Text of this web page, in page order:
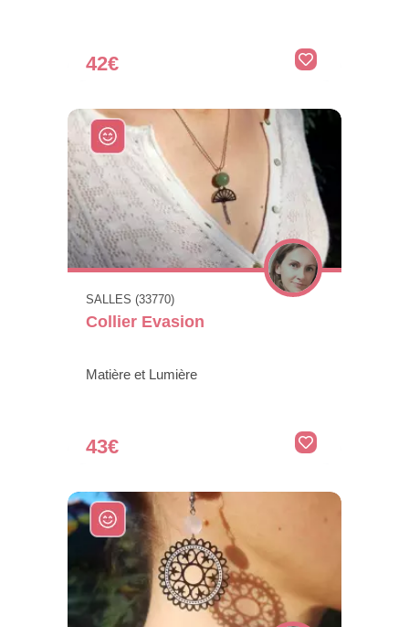
42€
SALLES (33770)
Collier Evasion
Matière et Lumière
43€